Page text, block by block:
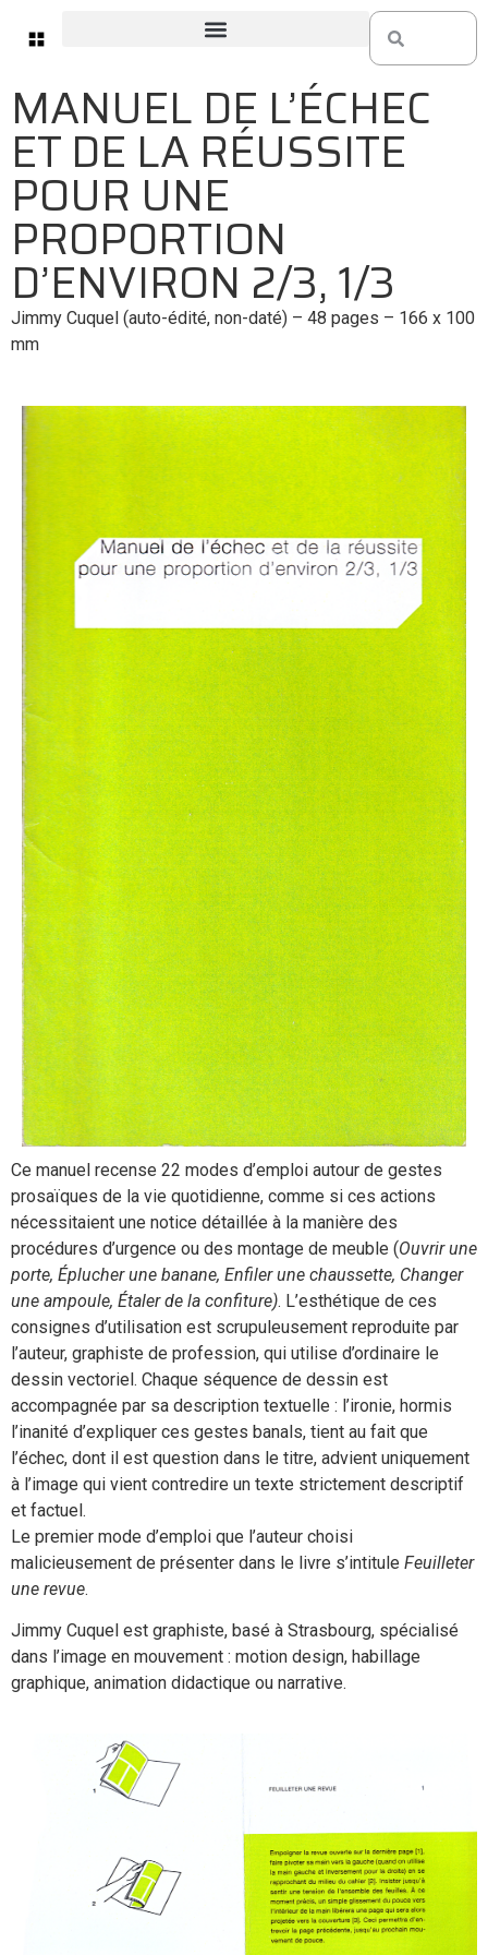
MANUEL DE L’ÉCHEC
ET DE LA RÉUSSITE
POUR UNE
PROPORTION
D’ENVIRON 2/3, 1/3
Jimmy Cuquel (auto-édité, non-daté) – 48 pages – 166 x 100
mm
Ce manuel recense 22 modes d’emploi autour de gestes
prosaïques de la vie quotidienne, comme si ces actions
nécessitaient une notice détaillée à la manière des
procédures d’urgence ou des montage de meuble (Ouvrir une
porte, Éplucher une banane, Enfiler une chaussette, Changer
une ampoule, Étaler de la confiture). L’esthétique de ces
consignes d’utilisation est scrupuleusement reproduite par
l’auteur, graphiste de profession, qui utilise d’ordinaire le
dessin vectoriel. Chaque séquence de dessin est
accompagnée par sa description textuelle : l’ironie, hormis
l’inanité d’expliquer ces gestes banals, tient au fait que
l’échec, dont il est question dans le titre, advient uniquement
à l’image qui vient contredire un texte strictement descriptif
et factuel.
Le premier mode d’emploi que l’auteur choisi
malicieusement de présenter dans le livre s’intitule Feuilleter
une revue.
Jimmy Cuquel est graphiste, basé à Strasbourg, spécialisé
dans l’image en mouvement : motion design, habillage
graphique, animation didactique ou narrative.